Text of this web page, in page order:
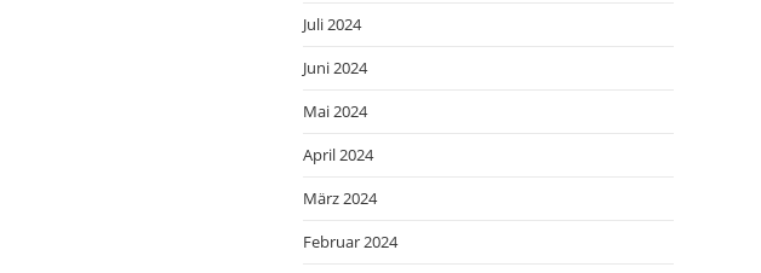
Juli 2024
Juni 2024
Mai 2024
April 2024
März 2024
Februar 2024